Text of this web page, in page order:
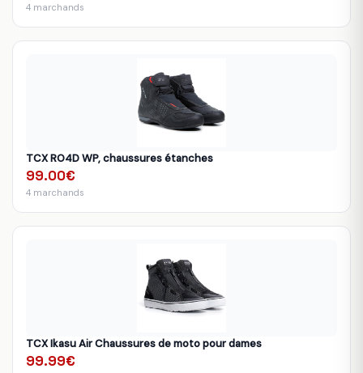
4 marchands
TCX RO4D WP, chaussures étanches
99.00€
4 marchands
TCX Ikasu Air Chaussures de moto pour dames
99.99€